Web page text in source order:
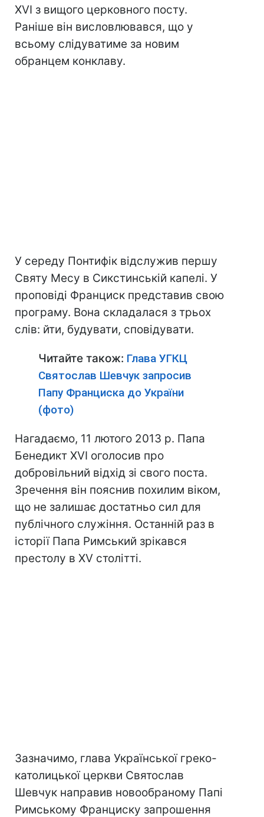
XVI з вищого церковного посту.
Раніше він висловлювався, що у
всьому слідуватиме за новим
обранцем конклаву.
У середу Понтифік відслужив першу
Святу Месу в Сикстинській капелі. У
проповіді Франциск представив свою
програму. Вона складалася з трьох
слів: йти, будувати, сповідувати.
Читайте також: Глава УГКЦ
Святослав Шевчук запросив
Папу Франциска до України
(фото)
Нагадаємо, 11 лютого 2013 р. Папа
Бенедикт XVI оголосив про
добровільний відхід зі свого поста.
Зречення він пояснив похилим віком,
що не залишає достатньо сил для
публічного служіння. Останній раз в
історії Папа Римський зрікався
престолу в XV столітті.
Зазначимо, глава Української греко-
католицької церкви Святослав
Шевчук направив новообраному Папі
Римському Франциску запрошення